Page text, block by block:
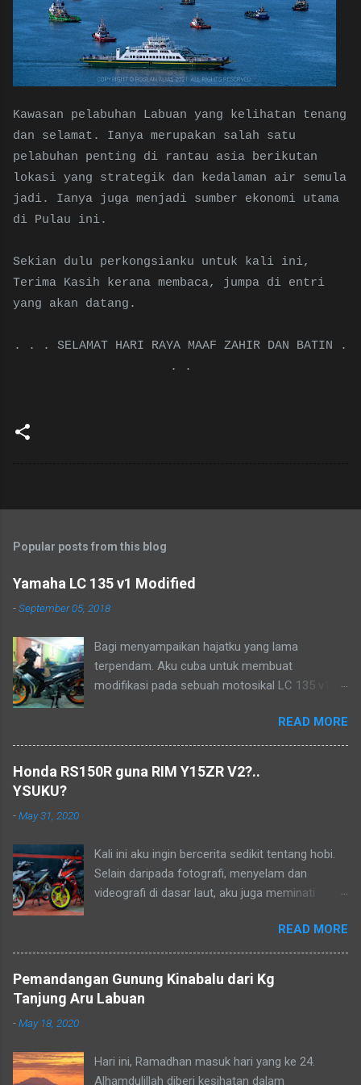
Kawasan pelabuhan Labuan yang kelihatan tenang
dan selamat. Ianya merupakan salah satu
pelabuhan penting di rantau asia berikutan
lokasi yang strategik dan kedalaman air semula
jadi. Ianya juga menjadi sumber ekonomi utama
di Pulau ini.
Sekian dulu perkongsianku untuk kali ini,
Terima Kasih kerana membaca, jumpa di entri
yang akan datang.
. . . SELAMAT HARI RAYA MAAF ZAHIR DAN BATIN .
. .
Popular posts from this blog
Yamaha LC 135 v1 Modified
-September 05, 2018
Bagi menyampaikan hajatku yang lama
terpendam. Aku cuba untuk membuat
modifikasi pada sebuah motosikal LC 135 v1
lama ia menjadi lukisan, tetapi tidak mampu
pada masa dahulu. Biarlah ianya menjadi
kenangan dalam hidup..
READ MORE
Honda RS150R guna RIM Y15ZR V2?..
YSUKU?
-May 31, 2020
Kali ini aku ingin bercerita sedikit tentang hobi.
Selain daripada fotografi, menyelam dan
videografi di dasar laut, aku juga meminati
kapcai kerana perjalanan yang sangat jimat dan
membolehkan aku untuk menikmati keindahan
alam dan dikongsikan dengan lensa kamera.
Aku dan kawan-kawan sebenarnya sudah
berkuatkuasa bagi mengekang penularan wabak
READ MORE
Pemandangan Gunung Kinabalu dari Kg
Tanjung Aru Labuan
-May 18, 2020
Hari ini, Ramadhan masuk hari yang ke 24.
Alhamdulillah diberi kesihatan dalam